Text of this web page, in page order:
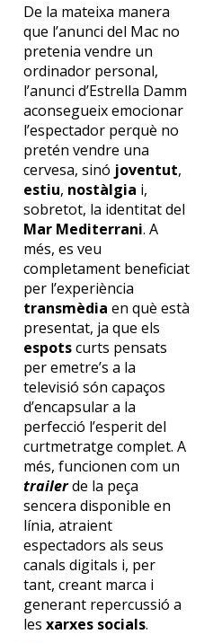
De la mateixa manera
que l’anunci del Mac no
pretenia vendre un
ordinador personal,
l’anunci d’Estrella Damm
aconsegueix emocionar
l’espectador perquè no
pretén vendre una
cervesa, sinó joventut,
estiu, nostàlgia i,
sobretot, la identitat del
Mar Mediterrani. A
més, es veu
completament beneficiat
per l’experiència
transmèdia en què està
presentat, ja que els
espotscurts pensats
per emetre’s a la
televisió són capaços
d’encapsular a la
perfecció l’esperit del
curtmetratge complet. A
més, funcionen com un
trailerde la peça
sencera disponible en
línia, atraient
espectadors als seus
canals digitals i, per
tant, creant marca i
generant repercussió a
lesxarxes socials.